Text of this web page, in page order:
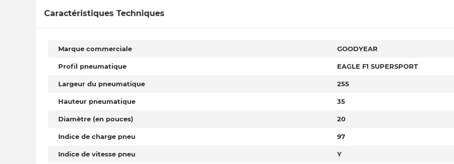
Caractéristiques Techniques
Marque commerciale GOODYEAR
Profil pneumatique EAGLE F1 SUPERSPORT
Largeur du pneumatique 255
Hauteur pneumatique 35
Diamètre (en pouces) 20
Indice de charge pneu 97
Indice de vitesse pneu Y